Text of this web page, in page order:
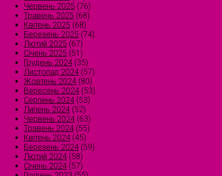
Червень 2025 (76)
Травень 2025 (68)
Квітень 2025 (68)
Березень 2025 (74)
Лютий 2025 (67)
Січень 2025 (51)
Грудень 2024 (35)
Листопад 2024 (57)
Жовтень 2024 (80)
Вересень 2024 (53)
Серпень 2024 (53)
Липень 2024 (52)
Червень 2024 (63)
Травень 2024 (55)
Квітень 2024 (45)
Березень 2024 (59)
Лютий 2024 (58)
Січень 2024 (57)